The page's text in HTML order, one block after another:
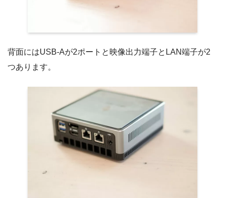
背面にはUSB-Aが2ポートと映像出力端子とLAN端子が2
つあります。